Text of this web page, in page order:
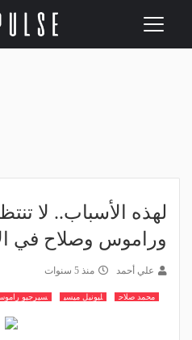
Toggle
لهذه الأسباب.. لا
وراموس وصلاح في
علي أحمد منذ 5 سنوات
محمد صلاح ليونيل ميسي سيرجيو راموس